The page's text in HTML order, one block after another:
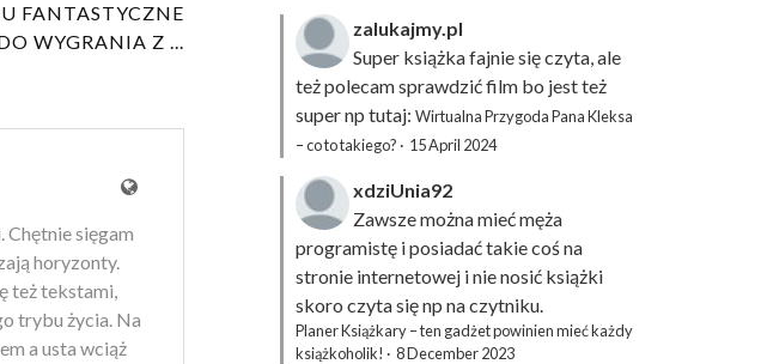
FANTASTYCZNE
WYGRANIA Z ...
sięgam
horyzonty.
też tekstami,
trybu życia. Na
a usta wciąż
zalukajmy.pl
Super książka fajnie się czyta, ale
też polecam sprawdzić film bo jest też
super np tutaj: Wirtualna Przygoda Pana Kleksa
– co to takiego? · 15 April 2024
xdziUnia92
Zawsze można mieć męża
programistę i posiadać takie coś na
stronie internetowej i nie nosić książki
skoro czyta się np na czytniku.
Planer Książkary – ten gadżet powinien mieć każdy
książkoholik! · 8 December 2023